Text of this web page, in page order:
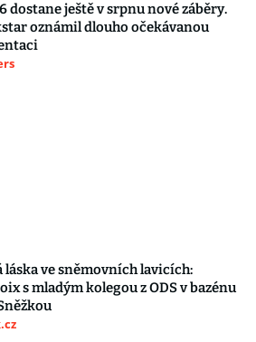
dostane ještě v srpnu nové záběry.
oznámil dlouho očekávanou
láska ve sněmovních lavicích:
s mladým kolegou z ODS v bazénu